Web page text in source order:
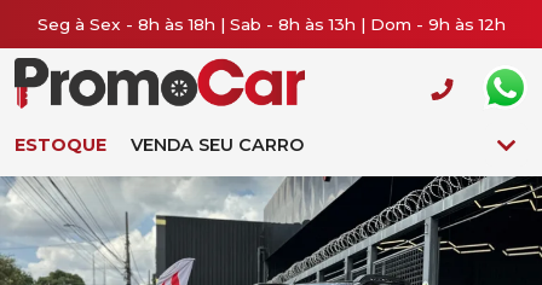
Seg à Sex - 8h às 18h | Sab - 8h às 13h | Dom - 9h às 12h
ESTOQUE VENDA SEU CARRO